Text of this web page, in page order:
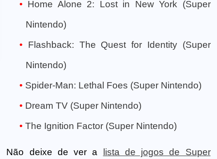
Home Alone 2: Lost in New York (Super
Nintendo)
Flashback: The Quest for Identity (Super
Nintendo)
Spider-Man: Lethal Foes (Super Nintendo)
Dream TV (Super Nintendo)
The Ignition Factor (Super Nintendo)
Não deixe de ver a
lista de jogos de Super